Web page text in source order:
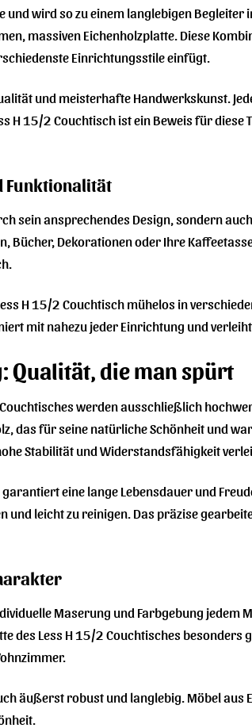
wird so zu einem langlebigen
massiven Eichenholzplatte. Diese
Einrichtungsstile einfügt.
und meisterhafte Handwerkskunst.
H 15/2 Couchtisch ist ein Beweis für
Funktionalität
sein ansprechendes Design, sondern
Bücher, Dekorationen oder Ihre
H 15/2 Couchtisch mühelos in
mit nahezu jeder Einrichtung und
Qualität, die man spürt
werden ausschließlich
das für seine natürliche Schönheit und
Stabilität und Widerstandsfähigkeit
eine lange Lebensdauer und
und leicht zu reinigen. Das präzise
Maserung und Farbgebung jedem
des Less H 15/2 Couchtisches besonders
äußerst robust und langlebig. Möbel aus